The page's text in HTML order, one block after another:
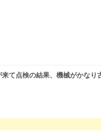
て点検の結果、機械がかな